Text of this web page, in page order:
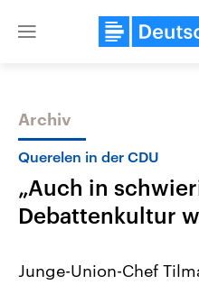
Close
Themen
Archiv
Querelen in der CDU
„Auch in
Debattenkultur
Junge-Union-Chef